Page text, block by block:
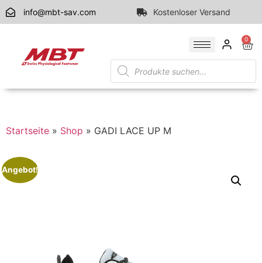
info@mbt-sav.com Kostenloser Versand
0
Startseite » Shop » GADI LACE UP M
Angebot!